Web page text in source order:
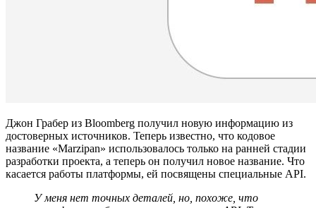
Джон Грабер из Bloomberg получил новую информацию из
достоверных источников. Теперь известно, что кодовое
название «Marzipan» использовалось только на ранней стадии
разработки проекта, а теперь он получил новое название. Что
касается работы платформы, ей посвящены специальные API.
У меня нет точных деталей, но, похоже, что